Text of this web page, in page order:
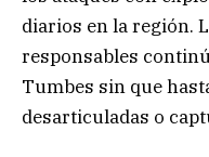
diarios en la región.
responsables
Tumbes sin que
desarticuladas o